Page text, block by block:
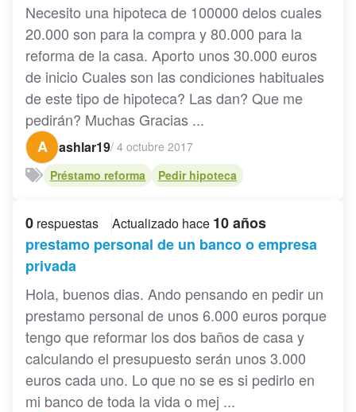
Necesito una hipoteca de 100000 delos cuales
20.000 son para la compra y 80.000 para la
reforma de la casa. Aporto unos 30.000 euros
de inicio Cuales son las condiciones habituales
de este tipo de hipoteca? Las dan? Que me
pedirán? Muchas Gracias ...
A
ashlar19/ 4 octubre 2017
Préstamo reforma
Pedir hipoteca
0 respuestas Actualizado hace 10 años
prestamo personal de un banco o empresa
privada
Hola, buenos dias. Ando pensando en pedir un
prestamo personal de unos 6.000 euros porque
tengo que reformar los dos baños de casa y
calculando el presupuesto serán unos 3.000
euros cada uno. Lo que no se es si pedirlo en
mi banco de toda la vida o mej ...